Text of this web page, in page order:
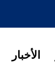
الأخبار